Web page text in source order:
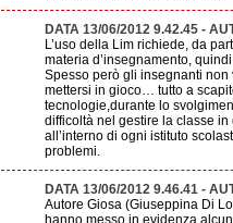
DATA 13/06/2012 9.42.45 -
L’uso della Lim richiede, da
materia d’insegnamento,
Spesso però gli insegnanti
mettersi in gioco… tutto a
tecnologie,durante lo
difficoltà nel gestire la classe in
all’interno di ogni istituto
problemi.
DATA 13/06/2012 9.46.41 -
Autore Giosa (Giuseppina Di
hanno messo in evidenza